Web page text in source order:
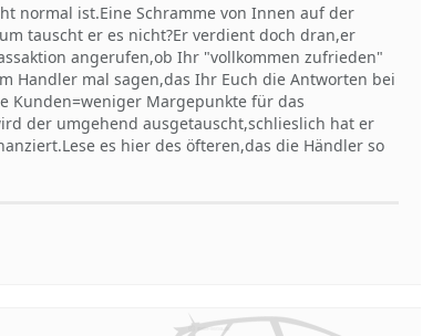
normal ist.Eine Schramme von Innen auf der
tauscht er es nicht?Er verdient doch dran,er
angerufen,ob Ihr "vollkommen zufrieden"
Handler mal sagen,das Ihr Euch die Antworten bei
Kunden=weniger Margepunkte für das
der umgehend ausgetauscht,schlieslich hat er
es hier des öfteren,das die Händler so